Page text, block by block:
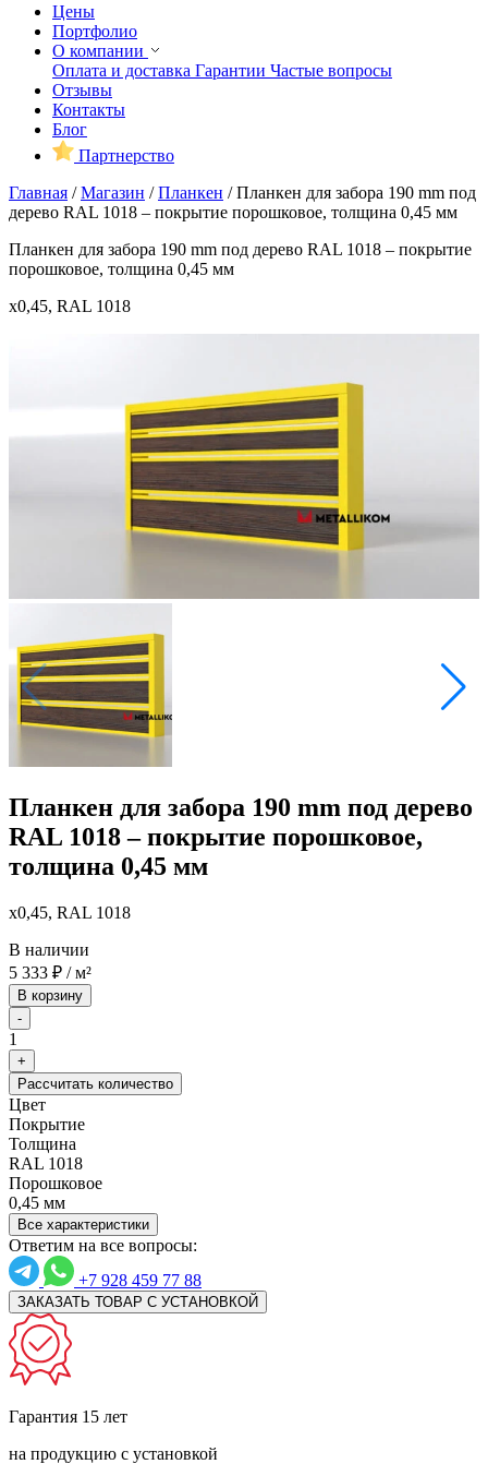
Цены
Портфолио
О компании
Оплата и доставка Гарантии Частые вопросы
Отзывы
Контакты
Блог
Партнерство
Главная /Магазин /Планкен /Планкен для забора 190 mm под
дерево RAL 1018 – покрытие порошковое, толщина 0,45 мм
Планкен для забора 190 mm под дерево RAL 1018 – покрытие
порошковое, толщина 0,45 мм
x0,45, RAL 1018
Планкен для забора 190 mm под дерево
RAL 1018 – покрытие порошковое,
толщина 0,45 мм
x0,45, RAL 1018
В наличии
5 333 ₽ / м²
В корзину
-
1
+
Рассчитать количество
Цвет
Покрытие
Толщина
RAL 1018
Порошковое
0,45 мм
Все характеристики
Ответим на все вопросы:
+7 928 459 77 88
ЗАКАЗАТЬ ТОВАР С УСТАНОВКОЙ
Гарантия 15 лет
на продукцию с установкой